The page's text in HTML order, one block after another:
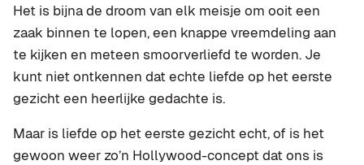
Het is bijna de droom van elk meisje om ooit een
zaak binnen te lopen, een knappe vreemdeling aan
te kijken en meteen smoorverliefd te worden. Je
kunt niet ontkennen dat echte liefde op het eerste
gezicht een heerlijke gedachte is.
Maar is liefde op het eerste gezicht echt, of is het
gewoon weer zo’n Hollywood-concept dat ons is